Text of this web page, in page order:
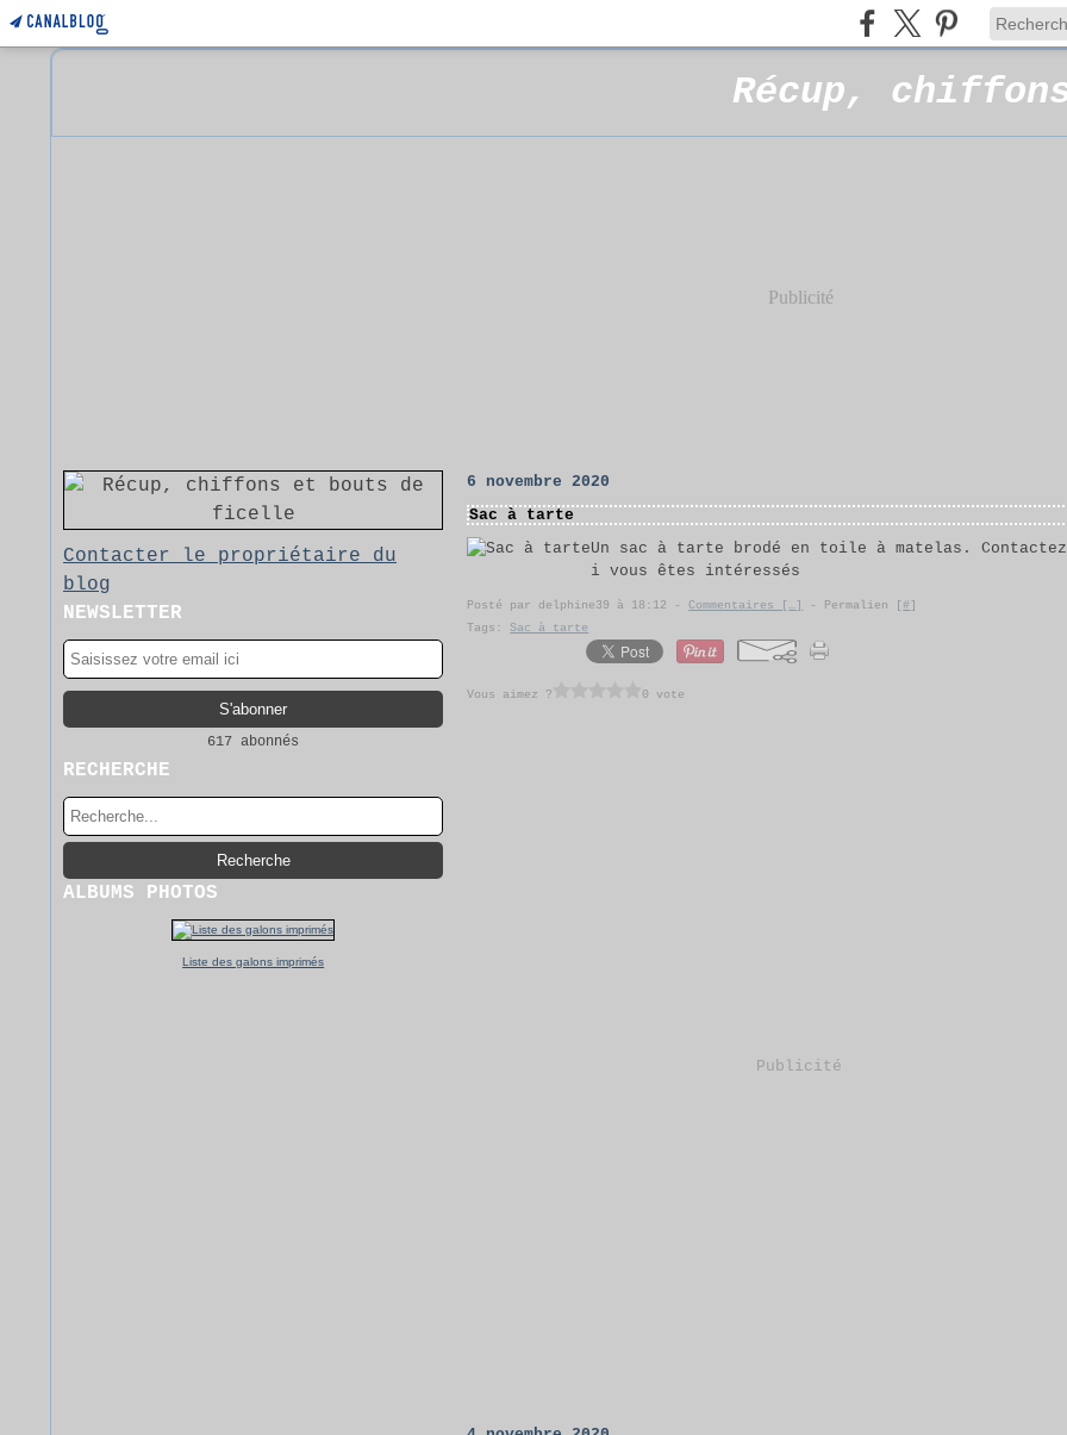
Récup,
Publicité
Contacter le propriétaire du
blog
NEWSLETTER
617 abonnés
RECHERCHE
ALBUMS PHOTOS
Liste des galons imprimés
6 novembre 2020
Sac à tarte
Un sac à tarte brodé en toile à matelas.
i vous êtes intéressés
Posté par delphine39 à 18:12 -Commentaires […] - Permalien [#]
Tags:Sac à tarte
Vous aimez ? 0 vote
Publicité